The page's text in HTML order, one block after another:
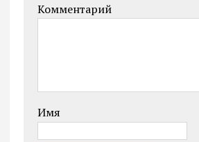
Комментарий
Имя